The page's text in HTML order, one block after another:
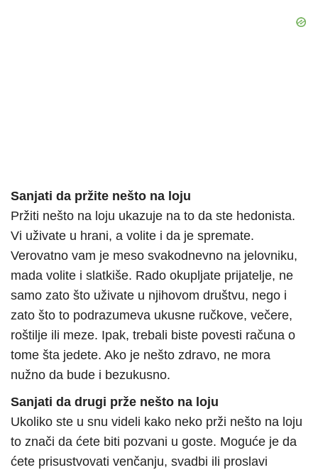
Sanjati da pržite nešto na loju
Pržiti nešto na loju ukazuje na to da ste hedonista.
Vi uživate u hrani, a volite i da je spremate.
Verovatno vam je meso svakodnevno na jelovniku,
mada volite i slatkiše. Rado okupljate prijatelje, ne
samo zato što uživate u njihovom društvu, nego i
zato što to podrazumeva ukusne ručkove, večere,
roštilje ili meze. Ipak, trebali biste povesti računa o
tome šta jedete. Ako je nešto zdravo, ne mora
nužno da bude i bezukusno.
Sanjati da drugi prže nešto na loju
Ukoliko ste u snu videli kako neko prži nešto na loju
to znači da ćete biti pozvani u goste. Moguće je da
ćete prisustvovati venčanju, svadbi ili proslavi